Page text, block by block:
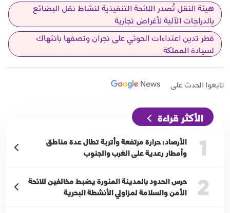
هيئة النقل تُصدر اللائحة التنفيذية لنشاط نقل البضائع
بالدراجات الآلية لأغراض تجارية
قطر تدين اعتداءات الحوثي على نجران وتصفها بانتهاك
لسيادة المملكة
تابعوا الحدث على
الأكثر قراءة
1
الأرصاد: حرارة مرتفعة وأتربة تطال عدة مناطق
وأمطار رعدية على الغرب والجنوب
2
حرس الحدود بالمدينة المنورة يضبط مخالفين للائحة
الأمن والسلامة لمزاولي الأنشطة البحرية